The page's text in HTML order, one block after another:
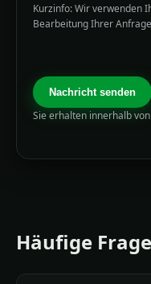
Kurzinfo: Wir verwenden
Bearbeitung Ihrer
Nachricht senden
Sie erhalten innerhalb
Häufige